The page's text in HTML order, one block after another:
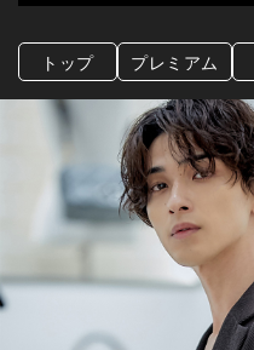
トップ プレミアム